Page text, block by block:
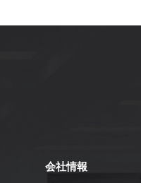
会社情報